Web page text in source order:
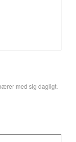
med sig dagligt.